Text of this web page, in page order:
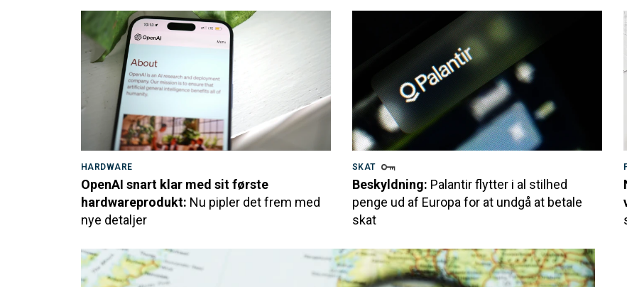
HARDWARE
OpenAI snart klar med sit første
hardwareprodukt: Nu pipler det frem med
nye detaljer
SKAT
Beskyldning: Palantir flytter i al stilhed
penge ud af Europa for at undgå at betale
skat